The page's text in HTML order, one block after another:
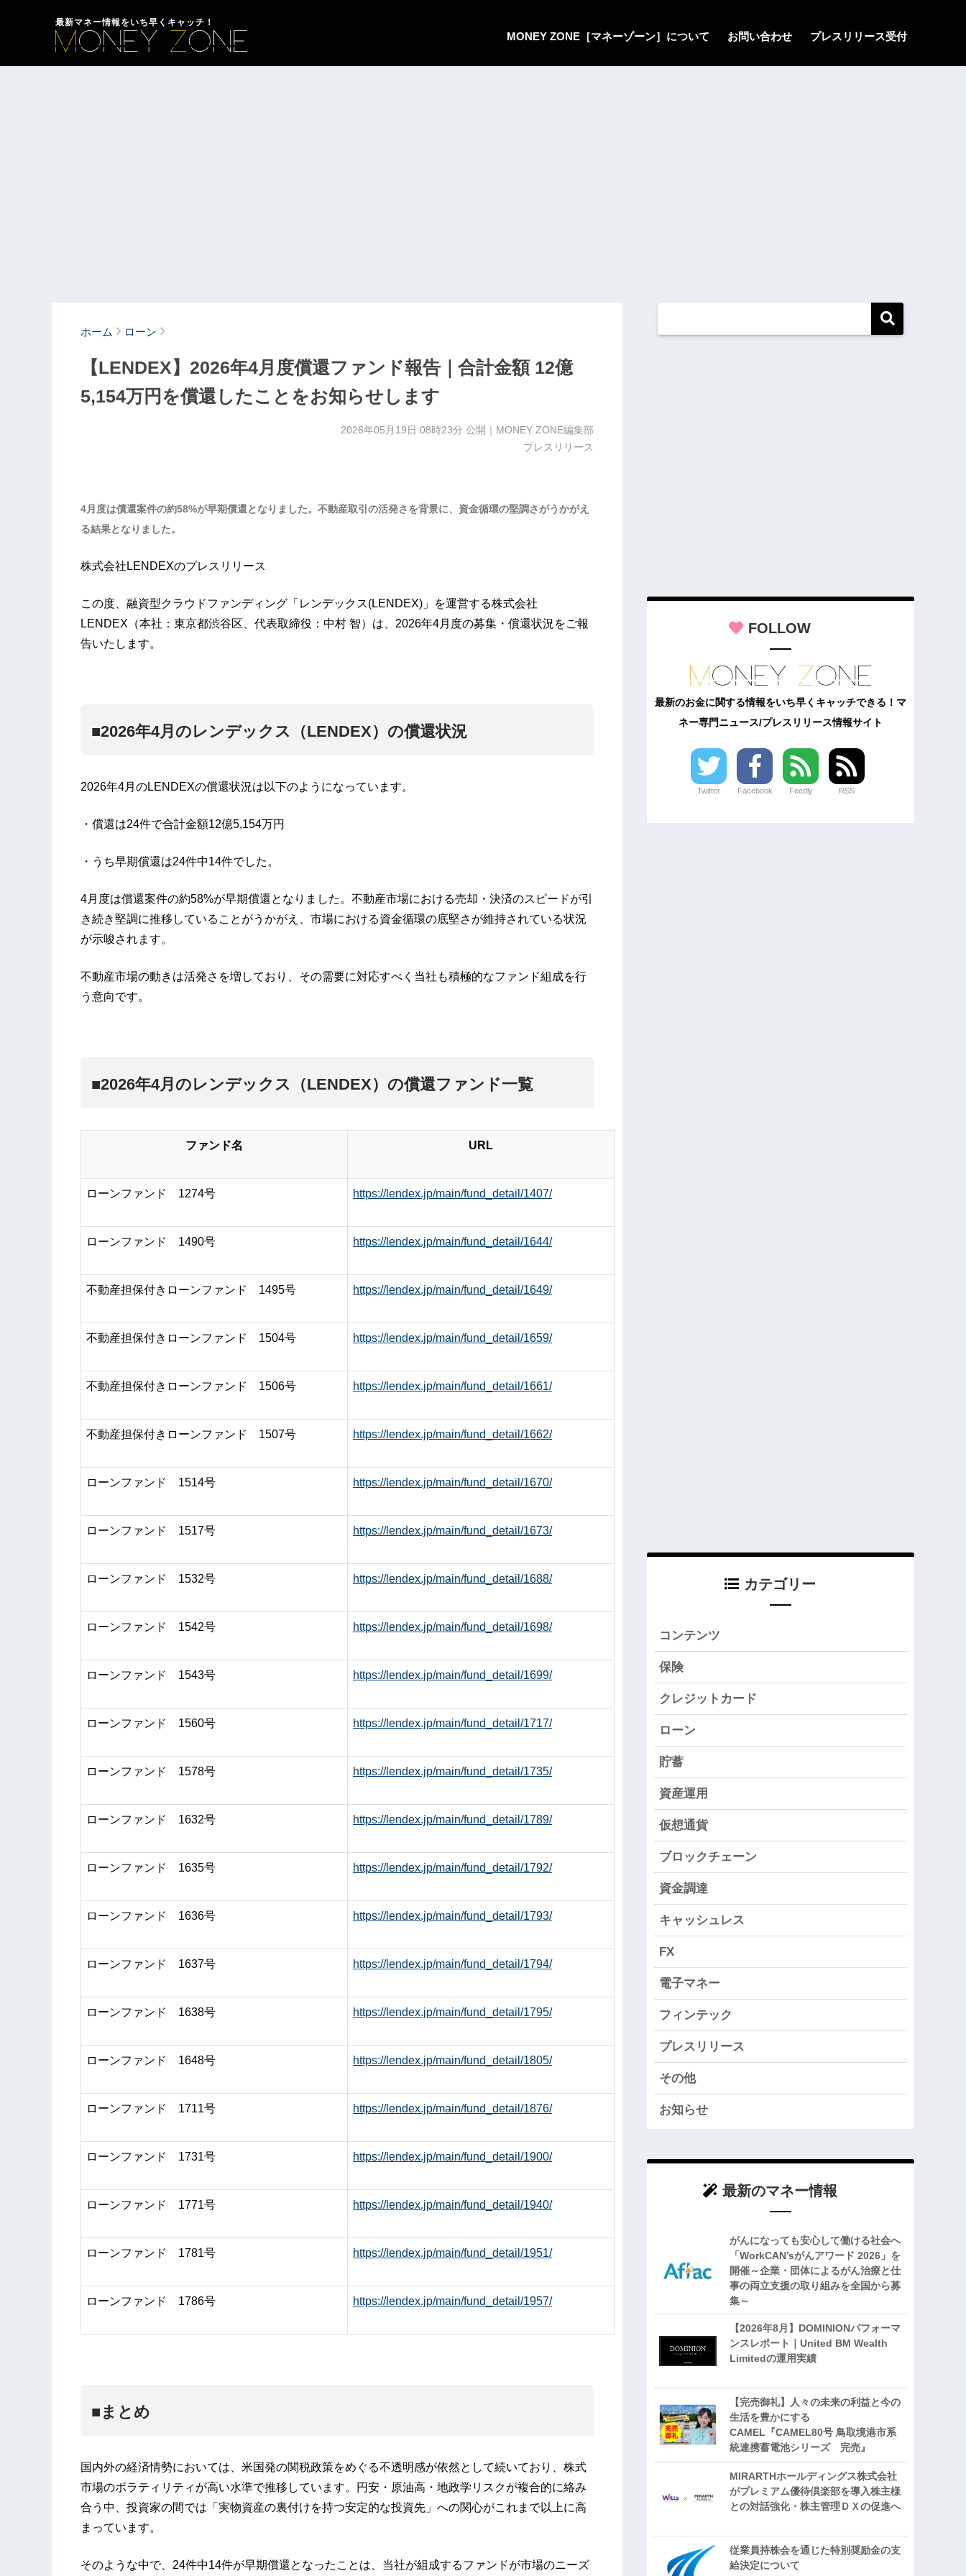
最新マネー情報をいち早くキャッチ！
MONEY ZONE［マネーゾーン］について お問い合わせ プレスリリース受付
ホーム ローン
【LENDEX】2026年4月度償還ファンド報告｜合計金額 12億
5,154万円を償還したことをお知らせします
2026年05月19日 08時23分 公開｜MONEY ZONE編集部
プレスリリース
4月度は償還案件の約58%が早期償還となりました。不動産取引の活発さを背景に、資金循環の堅調さがうかがえ
る結果となりました。
株式会社LENDEXのプレスリリース
この度、融資型クラウドファンディング「レンデックス(LENDEX)」を運営する株式会社
LENDEX（本社：東京都渋谷区、代表取締役：中村 智）は、2026年4月度の募集・償還状況をご報
告いたします。
■2026年4月のレンデックス（LENDEX）の償還状況
2026年4月のLENDEXの償還状況は以下のようになっています。
・償還は24件で合計金額12億5,154万円
・うち早期償還は24件中14件でした。
4月度は償還案件の約58%が早期償還となりました。不動産市場における売却・決済のスピードが引
き続き堅調に推移していることがうかがえ、市場における資金循環の底堅さが維持されている状況
が示唆されます。
不動産市場の動きは活発さを増しており、その需要に対応すべく当社も積極的なファンド組成を行
う意向です。
■2026年4月のレンデックス（LENDEX）の償還ファンド一覧
ファンド名 URL
ローンファンド 1274号 https://lendex.jp/main/fund_detail/1407/
ローンファンド 1490号 https://lendex.jp/main/fund_detail/1644/
不動産担保付きローンファンド 1495号 https://lendex.jp/main/fund_detail/1649/
不動産担保付きローンファンド 1504号 https://lendex.jp/main/fund_detail/1659/
不動産担保付きローンファンド 1506号 https://lendex.jp/main/fund_detail/1661/
不動産担保付きローンファンド 1507号 https://lendex.jp/main/fund_detail/1662/
ローンファンド 1514号 https://lendex.jp/main/fund_detail/1670/
ローンファンド 1517号 https://lendex.jp/main/fund_detail/1673/
ローンファンド 1532号 https://lendex.jp/main/fund_detail/1688/
ローンファンド 1542号 https://lendex.jp/main/fund_detail/1698/
ローンファンド 1543号 https://lendex.jp/main/fund_detail/1699/
ローンファンド 1560号 https://lendex.jp/main/fund_detail/1717/
ローンファンド 1578号 https://lendex.jp/main/fund_detail/1735/
ローンファンド 1632号 https://lendex.jp/main/fund_detail/1789/
ローンファンド 1635号 https://lendex.jp/main/fund_detail/1792/
ローンファンド 1636号 https://lendex.jp/main/fund_detail/1793/
ローンファンド 1637号 https://lendex.jp/main/fund_detail/1794/
ローンファンド 1638号 https://lendex.jp/main/fund_detail/1795/
ローンファンド 1648号 https://lendex.jp/main/fund_detail/1805/
ローンファンド 1711号 https://lendex.jp/main/fund_detail/1876/
ローンファンド 1731号 https://lendex.jp/main/fund_detail/1900/
ローンファンド 1771号 https://lendex.jp/main/fund_detail/1940/
ローンファンド 1781号 https://lendex.jp/main/fund_detail/1951/
ローンファンド 1786号 https://lendex.jp/main/fund_detail/1957/
■まとめ
国内外の経済情勢においては、米国発の関税政策をめぐる不透明感が依然として続いており、株式
市場のボラティリティが高い水準で推移しています。円安・原油高・地政学リスクが複合的に絡み
合う中、投資家の間では「実物資産の裏付けを持つ安定的な投資先」への関心がこれまで以上に高
まっています。
そのような中で、24件中14件が早期償還となったことは、当社が組成するファンドが市場のニーズ
FOLLOW
最新のお金に関する情報をいち早くキャッチできる！マ
ネー専門ニュース/プレスリリース情報サイト
Twitter Facebook Feedly RSS
カテゴリー
コンテンツ
保険
クレジットカード
ローン
貯蓄
資産運用
仮想通貨
ブロックチェーン
資金調達
キャッシュレス
FX
電子マネー
フィンテック
プレスリリース
その他
お知らせ
最新のマネー情報
がんになっても安心して働ける社会へ
「WorkCAN’sがんアワード 2026」を
開催～企業・団体によるがん治療と仕
事の両立支援の取り組みを全国から募
集～
【2026年8月】DOMINIONパフォーマ
ンスレポート｜United BM Wealth
Limitedの運用実績
【完売御礼】人々の未来の利益と今の
生活を豊かにする
CAMEL『CAMEL80号 鳥取境港市系
統連携蓄電池シリーズ 完売』
MIRARTHホールディングス株式会社
がプレミアム優待倶楽部を導入株主様
との対話強化・株主管理ＤＸの促進へ
従業員持株会を通じた特別奨励金の支
給決定について